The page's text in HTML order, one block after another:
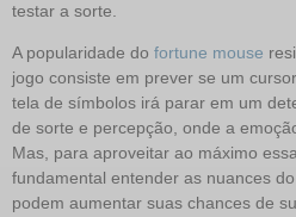
testar a sorte.
A popularidade do fortune mouse
jogo consiste em prever se um
tela de símbolos irá parar em um
de sorte e percepção, onde a
Mas, para aproveitar ao máximo
fundamental entender as nuances
podem aumentar suas chances de